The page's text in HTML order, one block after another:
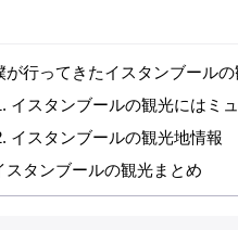
が行ってきたイスタンブール
イスタンブールの観光にはミ
イスタンブールの観光地情報
スタンブールの観光まとめ